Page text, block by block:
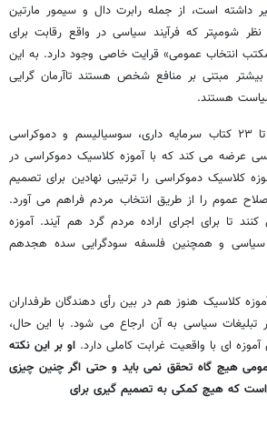
داشته است، از جمله رابرت دال و سیمور مارتین
شومپتر که فرآیند سیاسی در واقع رقابت برای
انتخاب عمومی» قرایت خاصی وجود دارد. به این
مبتنی بر منافع شخص هستند تاآرمان گرایی
هستند.
شومپتر در فصل های ۲۰ تا ۲۳ کتاب سرمایه داری، سوسیالیسم و دموکراسی
عرضه می کند که با آموزه کلاسیک دموکراسی در
کلاسیک دموکراسی را ترتیبی نهادین برای تصمیم
عموم را از طریق انتخاب مردم فراهم می آورد.
تا برای اجرای اراده مردم گرد هم آیند. آموزه
سیاسی و همچنین فلسفه سودگرایی سده هجدهم
کلاسیک هنوز هم در بین رأی دهندگان طرفداران
تبلیغات سیاسی به آن ارجاع می شود. با این حال،
ای با واقعیت غرابت کاملی دارد. او بر این نکته
هیچ گاه تحقق نمی باید و حتی اگر چنین چیزی
که هیچ کمکی به تصمیم گیری برای